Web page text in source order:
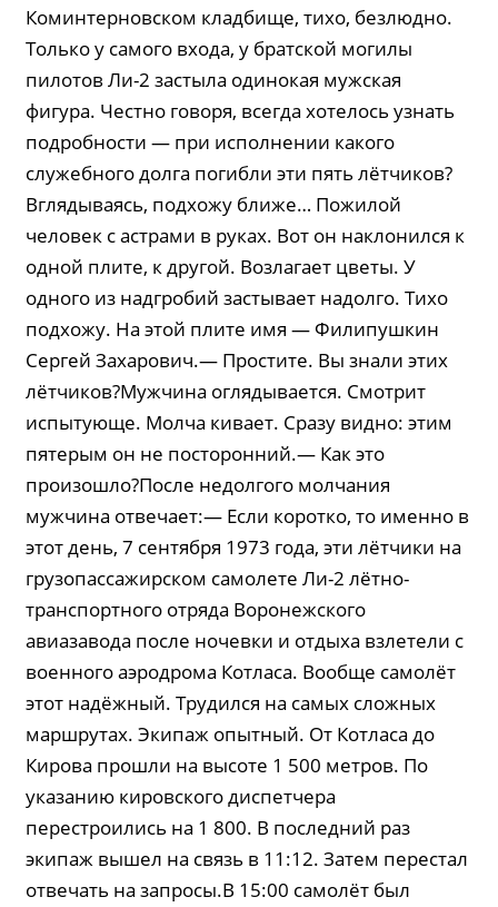
Коминтерновском кладбище, тихо, безлюдно.
Только у самого входа, у братской могилы
пилотов Ли-2 застыла одинокая мужская
фигура. Честно говоря, всегда хотелось узнать
подробности — при исполнении какого
служебного долга погибли эти пять лётчиков?
Вглядываясь, подхожу ближе… Пожилой
человек с астрами в руках. Вот он наклонился к
одной плите, к другой. Возлагает цветы. У
одного из надгробий застывает надолго. Тихо
подхожу. На этой плите имя — Филипушкин
Сергей Захарович.— Простите. Вы знали этих
лётчиков?Мужчина оглядывается. Смотрит
испытующе. Молча кивает. Сразу видно: этим
пятерым он не посторонний.— Как это
произошло?После недолгого молчания
мужчина отвечает:— Если коротко, то именно в
этот день, 7 сентября 1973 года, эти лётчики на
грузопассажирском самолете Ли-2 лётно-
транспортного отряда Воронежского
авиазавода после ночевки и отдыха взлетели с
военного аэродрома Котласа. Вообще самолёт
этот надёжный. Трудился на самых сложных
маршрутах. Экипаж опытный. От Котласа до
Кирова прошли на высоте 1 500 метров. По
указанию кировского диспетчера
перестроились на 1 800. В последний раз
экипаж вышел на связь в 11:12. Затем перестал
отвечать на запросы.В 15:00 самолёт был